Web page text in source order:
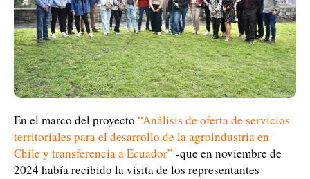
En el marco del proyecto “Análisis de oferta de servicios
territoriales para el desarrollo de la agroindustria en
Chile y transferencia a Ecuador” -que en noviembre de
2024 había recibido la visita de los representantes